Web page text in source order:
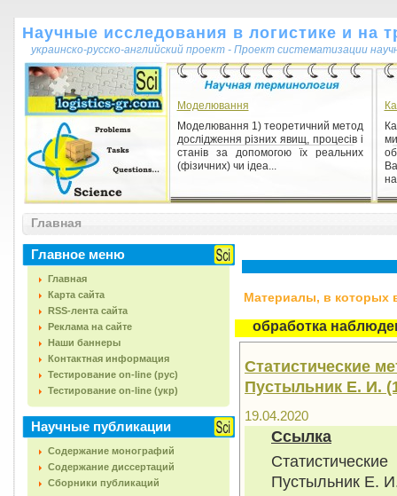
Научные исследования в логистике и на
украинско-русско-английский проект - Проект систематизации
Моделювання
Моделювання 1) теоретичний метод
дослідження різних явищ, процесів і
станів за допомогою їх реальних
(фізичних) чи ідеа...
Внесистемные единицы
ни в одну из систем единиц.
Внесистемные единицы выбира...
Главная
Главное меню
Главная
Карта сайта
RSS-лента сайта
Реклама на сайте
Наши баннеры
Контактная информация
Тестирование on-line (рус)
Тестирование on-line (укр)
Научные публикации
Содержание монографий
Содержание диссертаций
Сборники публикаций
Материалы, в которых
обработка
Статистические
Пустыльник Е. И.
19.04.2020
Ссылка
Пустыльник Е.